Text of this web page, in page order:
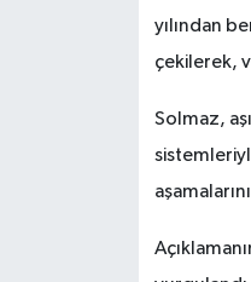
yılından
çekilerek,
Solmaz,